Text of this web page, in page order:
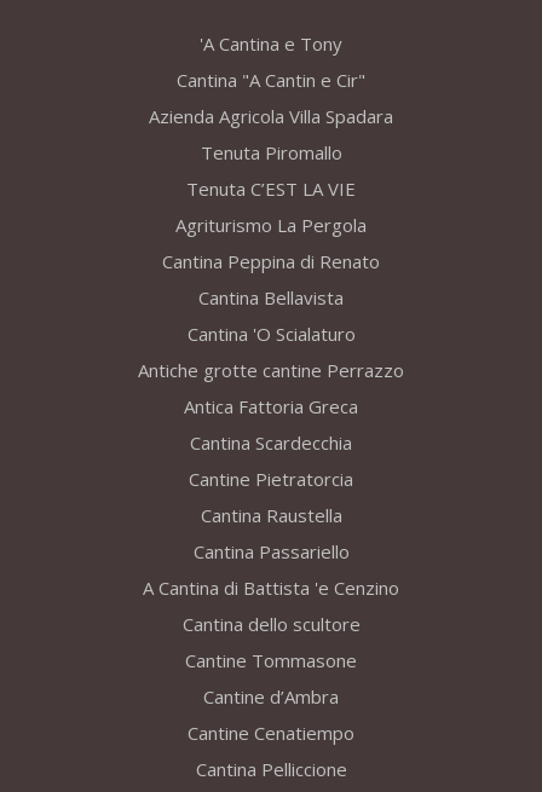
'A Cantina e Tony
Cantina "A Cantin e Cir"
Azienda Agricola Villa Spadara
Tenuta Piromallo
Tenuta C’EST LA VIE
Agriturismo La Pergola
Cantina Peppina di Renato
Cantina Bellavista
Cantina 'O Scialaturo
Antiche grotte cantine Perrazzo
Antica Fattoria Greca
Cantina Scardecchia
Cantine Pietratorcia
Cantina Raustella
Cantina Passariello
A Cantina di Battista 'e Cenzino
Cantina dello scultore
Cantine Tommasone
Cantine d’Ambra
Cantine Cenatiempo
Cantina Pelliccione